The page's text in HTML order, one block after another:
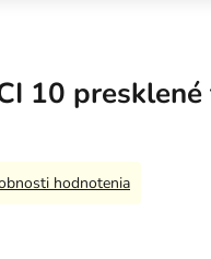
10
hodnotenia